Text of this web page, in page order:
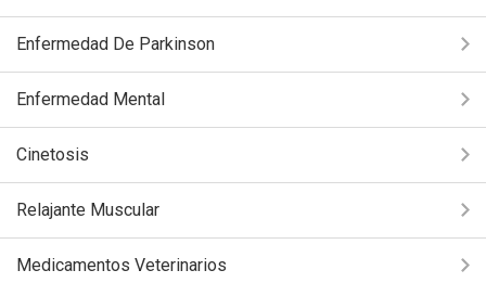
Enfermedad De Parkinson
Enfermedad Mental
Cinetosis
Relajante Muscular
Medicamentos Veterinarios